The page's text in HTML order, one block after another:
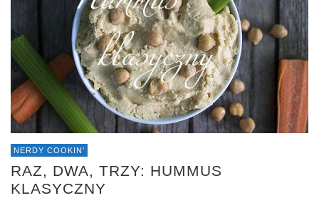
NERDY COOKIN'
RAZ, DWA, TRZY: HUMMUS
KLASYCZNY